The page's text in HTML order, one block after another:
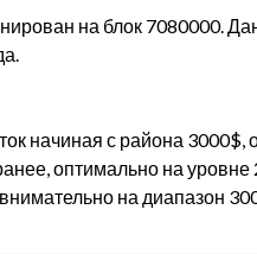
на блок 7080000.
начиная с района 3000$,
оптимально на
на диапазон